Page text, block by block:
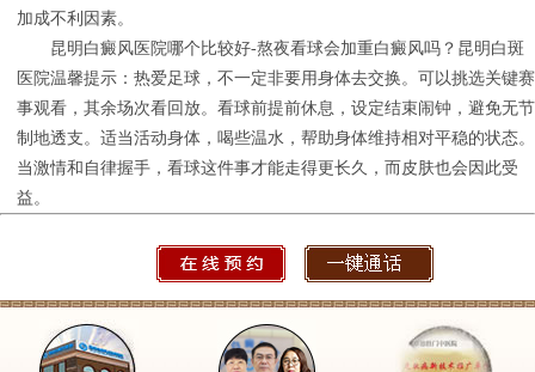
加成不利因素。
昆明白癜风医院哪个比较好-熬夜看球会加重白癜风吗？昆明白斑
医院温馨提示：热爱足球，不一定非要用身体去交换。可以挑选关键赛
事观看，其余场次看回放。看球前提前休息，设定结束闹钟，避免无节
制地透支。适当活动身体，喝些温水，帮助身体维持相对平稳的状态。
当激情和自律握手，看球这件事才能走得更长久，而皮肤也会因此受
益。